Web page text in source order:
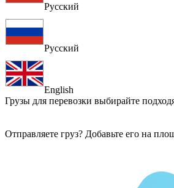
Русский
Русский
English
Грузы для перевозки выбирайте
Отправляете груз? Добавьте его на